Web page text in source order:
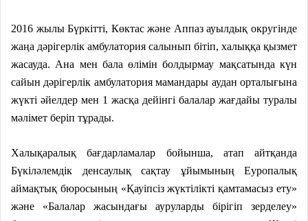
2016 жылы Бүркітті, Көктас және Аппаз ауылдық округінде
жаңа дәрігерлік амбулатория салынып бітіп, халыққа қызмет
жасауда. Ана мен бала өлімін болдырмау мақсатында күн
сайын дәрігерлік амбулатория мамандары аудан орталығына
жүкті әйелдер мен 1 жасқа дейінгі балалар жағдайы туралы
мәлімет беріп тұрады.
Халықаралық бағдарламалар бойынша, атап айтқанда
Бүкіләлемдік денсаулық сақтау ұйымының Еуропалық
аймақтық бюросының «Қауіпсіз жүктілікті қамтамасыз ету»
және «Балалар жасындағы ауруларды бірігіп зерделеу»